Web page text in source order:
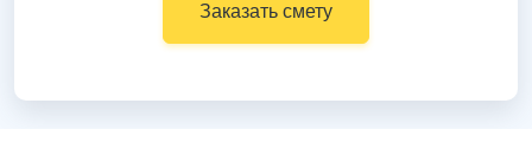
Заказать смету